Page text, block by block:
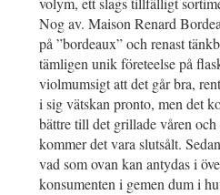
Nog av. Maison Renard
på ”bordeaux” och renast
tämligen unik företeelse på
violmumsigt att det går bra,
i sig vätskan pronto, men det
bättre till det grillade våren och
kommer det vara slutsålt.
vad som ovan kan antydas i
konsumenten i gemen dum i